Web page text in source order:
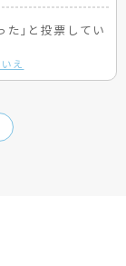
た｣と投票してい
え